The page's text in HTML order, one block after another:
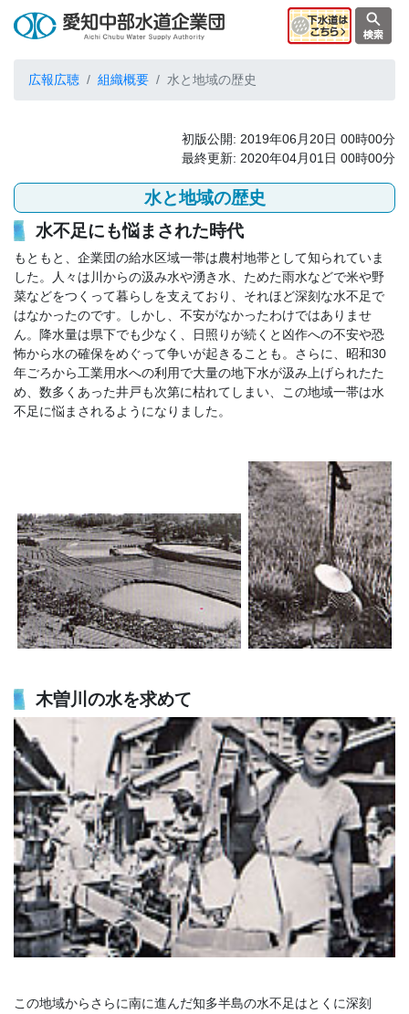
広報広聴 組織概要 水と地域の歴史
初版公開: 2019年06月20日 00時00分
最終更新: 2020年04月01日 00時00分
水と地域の歴史
水不足にも悩まされた時代
もともと、企業団の給水区域一帯は農村地帯として知られていま
した。人々は川からの汲み水や湧き水、ためた雨水などで米や野
菜などをつくって暮らしを支えており、それほど深刻な水不足で
はなかったのです。しかし、不安がなかったわけではありませ
ん。降水量は県下でも少なく、日照りが続くと凶作への不安や恐
怖から水の確保をめぐって争いが起きることも。さらに、昭和30
年ごろから工業用水への利用で大量の地下水が汲み上げられたた
め、数多くあった井戸も次第に枯れてしまい、この地域一帯は水
不足に悩まされるようになりました。
木曽川の水を求めて
この地域からさらに南に進んだ知多半島の水不足はとくに深刻